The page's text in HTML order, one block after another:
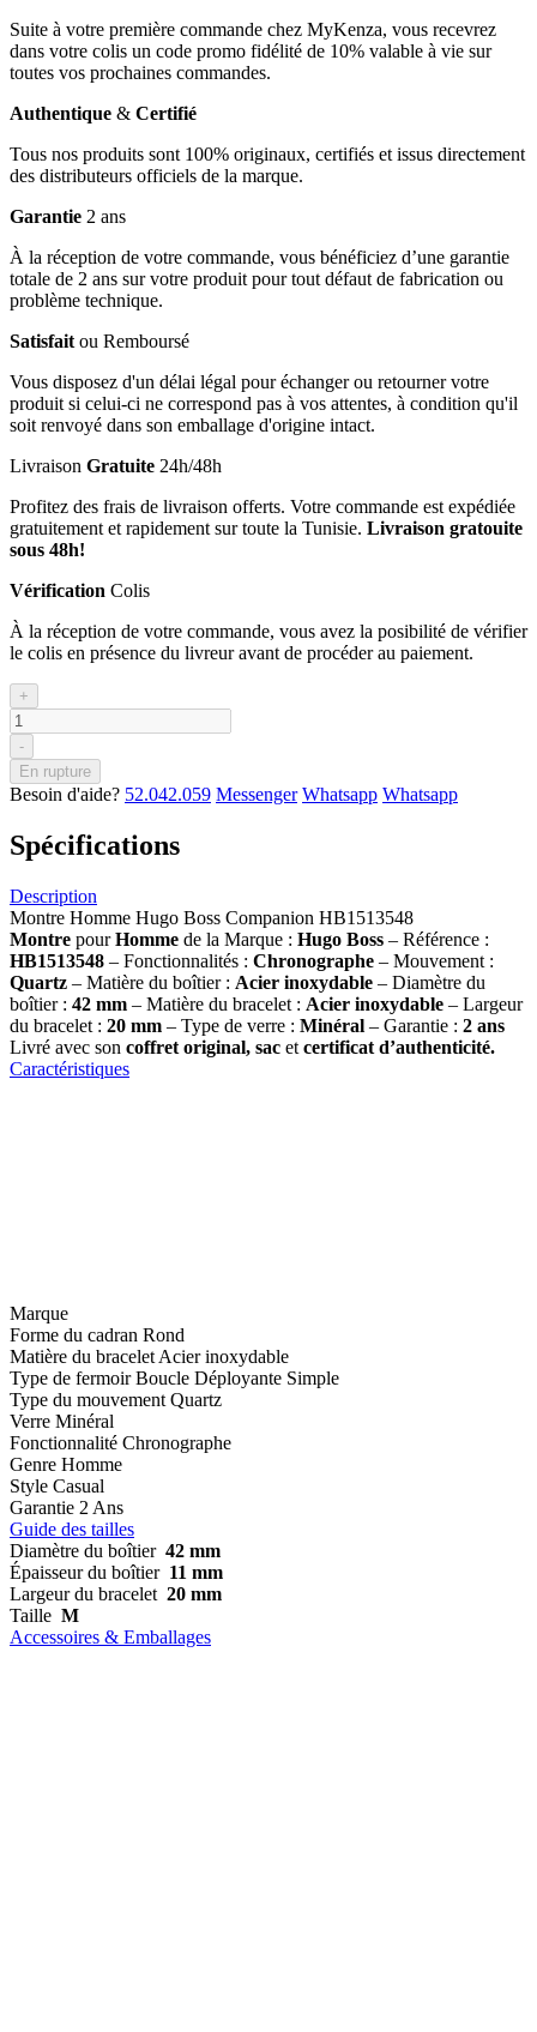
Suite à votre première commande chez MyKenza, vous recevrez
dans votre colis un code promo fidélité de 10% valable à vie sur
toutes vos prochaines commandes.
Authentique & Certifié
Tous nos produits sont 100% originaux, certifiés et issus directement
des distributeurs officiels de la marque.
Garantie 2 ans
À la réception de votre commande, vous bénéficiez d’une garantie
totale de 2 ans sur votre produit pour tout défaut de fabrication ou
problème technique.
Satisfait ou Remboursé
Vous disposez d'un délai légal pour échanger ou retourner votre
produit si celui-ci ne correspond pas à vos attentes, à condition qu'il
soit renvoyé dans son emballage d'origine intact.
Livraison Gratuite 24h/48h
Profitez des frais de livraison offerts. Votre commande est expédiée
gratuitement et rapidement sur toute la Tunisie. Livraison gratouite
sous 48h!
Vérification Colis
À la réception de votre commande, vous avez la posibilité de vérifier
le colis en présence du livreur avant de procéder au paiement.
+
-
En rupture
Besoin d'aide? 52.042.059 Messenger Whatsapp Whatsapp
Spécifications
Description
Montre Homme Hugo Boss Companion HB1513548
Montre pourHomme de la Marque : Hugo Boss – Référence :
HB1513548 – Fonctionnalités : Chronographe – Mouvement :
Quartz – Matière du boîtier : Acier inoxydable – Diamètre du
boîtier : 42 mm – Matière du bracelet : Acier inoxydable – Largeur
du bracelet : 20 mm – Type de verre : Minéral – Garantie : 2 ans
Livré avec son coffret original, sac et certificat d’authenticité.
Caractéristiques
Marque
Forme du cadran Rond
Matière du bracelet Acier inoxydable
Type de fermoir Boucle Déployante Simple
Type du mouvement Quartz
Verre Minéral
Fonctionnalité Chronographe
Genre Homme
Style Casual
Garantie 2 Ans
Guide des tailles
Diamètre du boîtier 42 mm
Épaisseur du boîtier 11 mm
Largeur du bracelet 20 mm
Taille M
Accessoires & Emballages